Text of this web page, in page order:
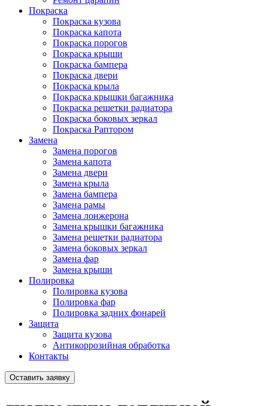
Покраска
Покраска кузова
Покраска капота
Покраска порогов
Покраска крыши
Покраска бампера
Покраска двери
Покраска крыла
Покраска крышки багажника
Покраска решетки радиатора
Покраска боковых зеркал
Покраска Раптором
Замена
Замена порогов
Замена капота
Замена двери
Замена крыла
Замена бампера
Замена рамы
Замена лонжерона
Замена крышки багажника
Замена решетки радиатора
Замена боковых зеркал
Замена фар
Замена крыши
Полировка
Полировка кузова
Полировка фар
Полировка задних фонарей
Защита
Защита кузова
Антикоррозийная обработка
Контакты
Оставить заявку